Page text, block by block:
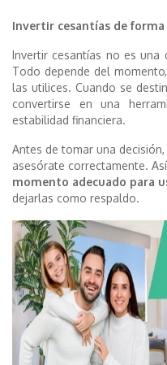
Invertir cesantías de
Invertir cesantías no es
Todo depende del
las utilices. Cuando se
convertirse en una
estabilidad financiera.
Antes de tomar una
asesórate correctamente.
momento adecuado para
dejarlas como respaldo.